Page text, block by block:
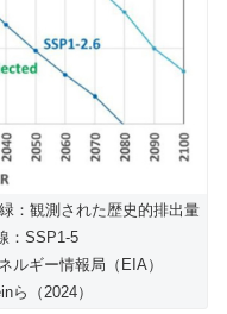
：観測された歴史的排出量
：SSP1-5
ルギー情報局（EIA）
ら（2024）